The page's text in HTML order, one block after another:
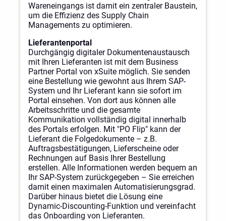
Wareneingangs ist damit ein zentraler Baustein,
um die Effizienz des Supply Chain
Managements zu optimieren.
Lieferantenportal
Durchgängig digitaler Dokumentenaustausch
mit Ihren Lieferanten ist mit dem Business
Partner Portal von xSuite möglich. Sie senden
eine Bestellung wie gewohnt aus Ihrem SAP-
System und Ihr Lieferant kann sie sofort im
Portal einsehen. Von dort aus können alle
Arbeitsschritte und die gesamte
Kommunikation vollständig digital innerhalb
des Portals erfolgen. Mit "PO Flip" kann der
Lieferant die Folgedokumente – z.B.
Auftragsbestätigungen, Lieferscheine oder
Rechnungen auf Basis Ihrer Bestellung
erstellen. Alle Informationen werden bequem an
Ihr SAP-System zurückgegeben – Sie erreichen
damit einen maximalen Automatisierungsgrad.
Darüber hinaus bietet die Lösung eine
Dynamic-Discounting-Funktion und vereinfacht
das Onboarding von Lieferanten.